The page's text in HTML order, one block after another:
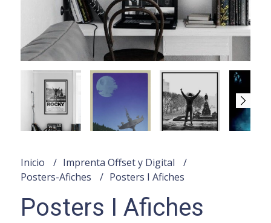
Inicio
Imprenta Offset y Digital
Posters-Afiches
Posters I Afiches
Posters I Afiches